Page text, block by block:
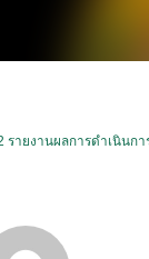
รายงานผลการดำเนินก